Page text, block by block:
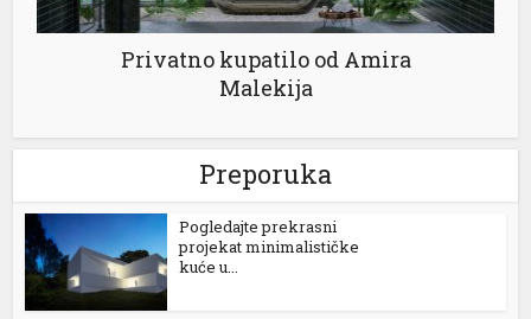
Privatno kupatilo od Amira
Malekija
Preporuka
Pogledajte prekrasni
projekat minimalističke
kuće u...